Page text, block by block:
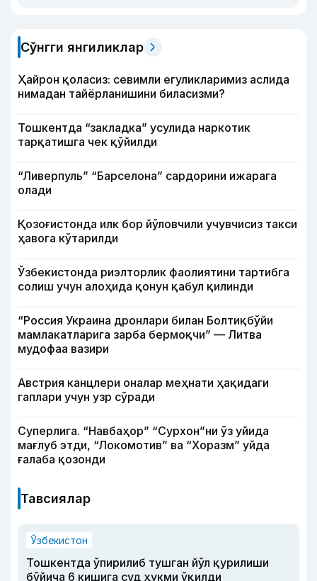
Сўнгги янгиликлар
Ҳайрон қоласиз: севимли егуликларимиз аслида
нимадан тайёрланишини биласизми?
Тошкентда “закладка” усулида наркотик
тарқатишга чек қўйилди
“Ливерпуль” “Барселона” сардорини ижарага
олади
Қозоғистонда илк бор йўловчили учувчисиз такси
ҳавога кўтарилди
Ўзбекистонда риэлторлик фаолиятини тартибга
солиш учун алоҳида қонун қабул қилинди
“Россия Украина дронлари билан Болтиқбўйи
мамлакатларига зарба бермоқчи” — Литва
мудофаа вазири
Австрия канцлери оналар меҳнати ҳақидаги
гаплари учун узр сўради
Суперлига. “Навбаҳор” “Сурхон”ни ўз уйида
мағлуб этди, “Локомотив” ва “Хоразм” уйда
ғалаба қозонди
Тавсиялар
Ўзбекистон
Тошкентда ўпирилиб тушган йўл қурилиши
бўйича 6 кишига суд ҳукми ўқилди